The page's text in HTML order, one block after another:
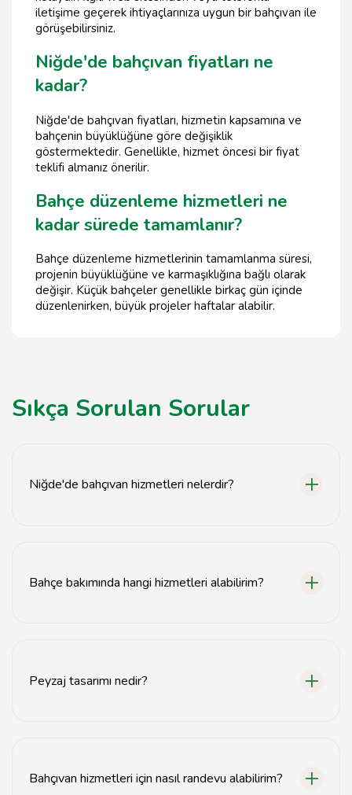
iletişime geçerek ihtiyaçlarınıza uygun bir bahçıvan ile
görüşebilirsiniz.
Niğde'de bahçıvan fiyatları ne
kadar?
Niğde'de bahçıvan fiyatları, hizmetin kapsamına ve
bahçenin büyüklüğüne göre değişiklik
göstermektedir. Genellikle, hizmet öncesi bir fiyat
teklifi almanız önerilir.
Bahçe düzenleme hizmetleri ne
kadar sürede tamamlanır?
Bahçe düzenleme hizmetlerinin tamamlanma süresi,
projenin büyüklüğüne ve karmaşıklığına bağlı olarak
değişir. Küçük bahçeler genellikle birkaç gün içinde
düzenlenirken, büyük projeler haftalar alabilir.
Sıkça Sorulan Sorular
Niğde'de bahçıvan hizmetleri nelerdir?
Bahçe bakımında hangi hizmetleri alabilirim?
Peyzaj tasarımı nedir?
Bahçıvan hizmetleri için nasıl randevu alabilirim?